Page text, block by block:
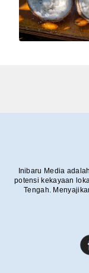
Inibaru Media
potensi kekayaan
Tengah.